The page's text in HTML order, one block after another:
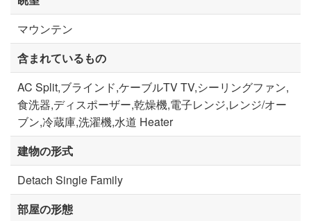
マウンテン
含まれているもの
AC Split,ブラインド,ケーブルTV TV,シーリングファン,
食洗器,ディスポーザー,乾燥機,電子レンジ,レンジ/オー
ブン,冷蔵庫,洗濯機,水道 Heater
建物の形式
Detach Single Family
部屋の形態